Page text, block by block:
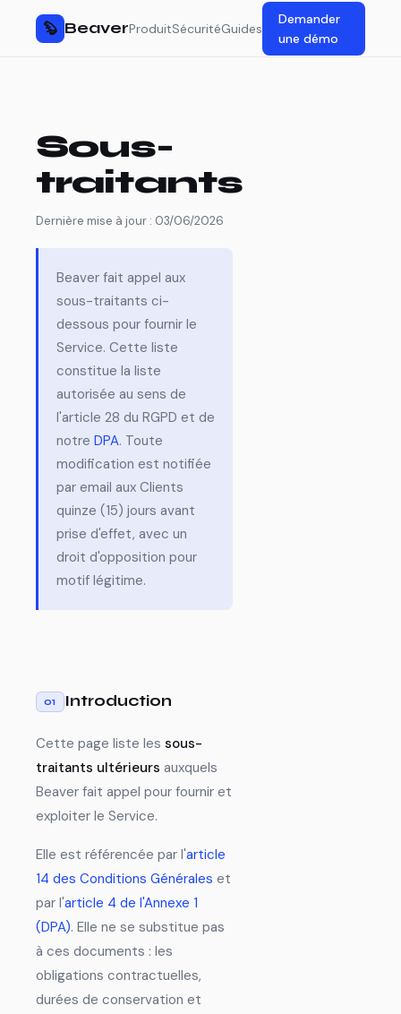
🦫 BeaverProduitSécuritéGuides
Demander
une démo
Sous-
traitants
Dernière mise à jour : 03/06/2026
Beaver fait appel aux
sous-traitants ci-
dessous pour fournir le
Service. Cette liste
constitue la liste
autorisée au sens de
l'article 28 du RGPD et de
notre DPA. Toute
modification est notifiée
par email aux Clients
quinze (15) jours avant
prise d'effet, avec un
droit d'opposition pour
motif légitime.
01 Introduction
Cette page liste les sous-
traitants ultérieurs auxquels
Beaver fait appel pour fournir et
exploiter le Service.
Elle est référencée par l'article
14 des Conditions Générales et
par l'article 4 de l'Annexe 1
(DPA). Elle ne se substitue pas
à ces documents : les
obligations contractuelles,
durées de conservation et